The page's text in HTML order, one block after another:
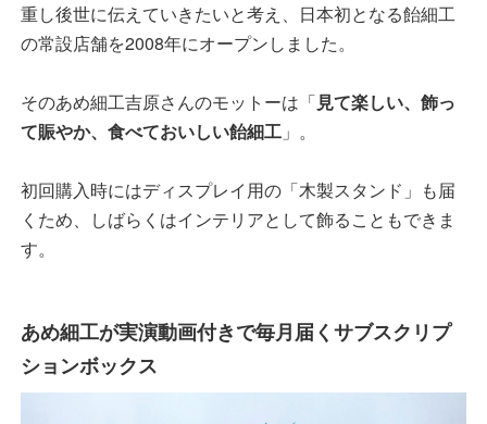
重し後世に伝えていきたいと考え、日本初となる飴細工
の常設店舗を2008年にオープンしました。
そのあめ細工吉原さんのモットーは「見て楽しい、飾っ
て賑やか、食べておいしい飴細工 」。
初回購入時にはディスプレイ用の「木製スタンド」も届
くため、しばらくはインテリアとして飾ることもできま
す。
あめ細工が実演動画付きで毎月届くサブスクリプ
ションボックス